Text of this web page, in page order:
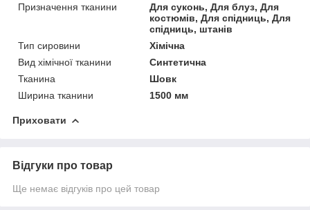
Призначення тканини
Для суконь, Для блуз, Для
костюмів, Для спідниць, Для
спідниць, штанів
Тип сировини
Хімічна
Вид хімічної тканини
Синтетична
Тканина
Шовк
Ширина тканини
1500 мм
Приховати
Відгуки про товар
Ще немає відгуків про цей товар